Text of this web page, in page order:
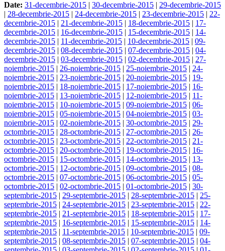
Date: 31-decembrie-2015 | 30-decembrie-2015 | 29-decembrie-2015
| 28-decembrie-2015 | 24-decembrie-2015 | 23-decembrie-2015 | 22-
decembrie-2015 | 21-decembrie-2015 | 18-decembrie-2015 | 17-
decembrie-2015 | 16-decembrie-2015 | 15-decembrie-2015 | 14-
decembrie-2015 | 11-decembrie-2015 | 10-decembrie-2015 | 09-
decembrie-2015 | 08-decembrie-2015 | 07-decembrie-2015 | 04-
decembrie-2015 | 03-decembrie-2015 | 02-decembrie-2015 | 27-
noiembrie-2015 | 26-noiembrie-2015 | 25-noiembrie-2015 | 24-
noiembrie-2015 | 23-noiembrie-2015 | 20-noiembrie-2015 | 19-
noiembrie-2015 | 18-noiembrie-2015 | 17-noiembrie-2015 | 16-
noiembrie-2015 | 13-noiembrie-2015 | 12-noiembrie-2015 | 11-
noiembrie-2015 | 10-noiembrie-2015 | 09-noiembrie-2015 | 06-
noiembrie-2015 | 05-noiembrie-2015 | 04-noiembrie-2015 | 03-
noiembrie-2015 | 02-noiembrie-2015 | 30-octombrie-2015 | 29-
octombrie-2015 | 28-octombrie-2015 | 27-octombrie-2015 | 26-
octombrie-2015 | 23-octombrie-2015 | 22-octombrie-2015 | 21-
octombrie-2015 | 20-octombrie-2015 | 19-octombrie-2015 | 16-
octombrie-2015 | 15-octombrie-2015 | 14-octombrie-2015 | 13-
octombrie-2015 | 12-octombrie-2015 | 09-octombrie-2015 | 08-
octombrie-2015 | 07-octombrie-2015 | 06-octombrie-2015 | 05-
octombrie-2015 | 02-octombrie-2015 | 01-octombrie-2015 | 30-
septembrie-2015 | 29-septembrie-2015 | 28-septembrie-2015 | 25-
septembrie-2015 | 24-septembrie-2015 | 23-septembrie-2015 | 22-
septembrie-2015 | 21-septembrie-2015 | 18-septembrie-2015 | 17-
septembrie-2015 | 16-septembrie-2015 | 15-septembrie-2015 | 14-
septembrie-2015 | 11-septembrie-2015 | 10-septembrie-2015 | 09-
septembrie-2015 | 08-septembrie-2015 | 07-septembrie-2015 | 04-